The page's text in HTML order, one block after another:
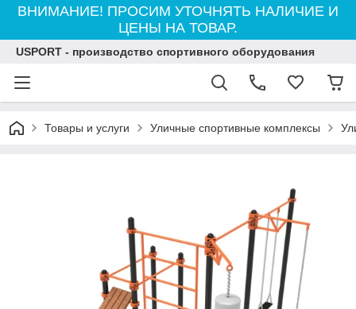
ВНИМАНИЕ! ПРОСИМ УТОЧНЯТЬ НАЛИЧИЕ И
ЦЕНЫ НА ТОВАР.
USPORT - производство спортивного оборудования
Товары и услуги Уличные спортивные комплексы